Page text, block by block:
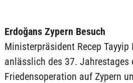
Erdoğans Zypern Besuch
Ministerpräsident Recep Tayyip
anlässlich des 37. Jahrestages
Friedensoperation auf Zypern